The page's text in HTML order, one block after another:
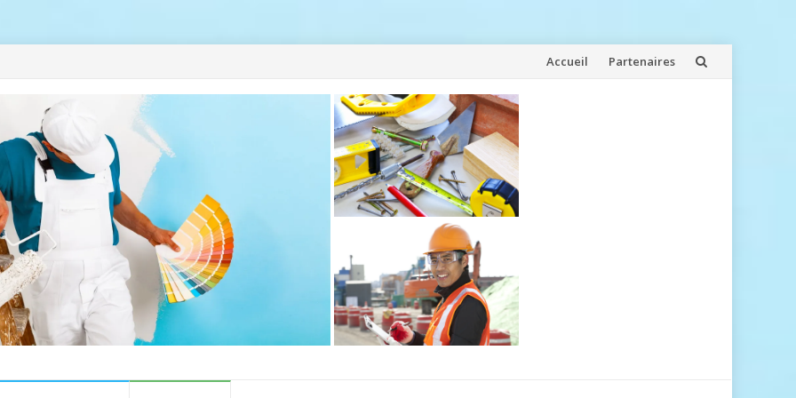
Aller
Accueil Partenaires